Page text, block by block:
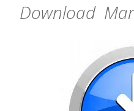
Download